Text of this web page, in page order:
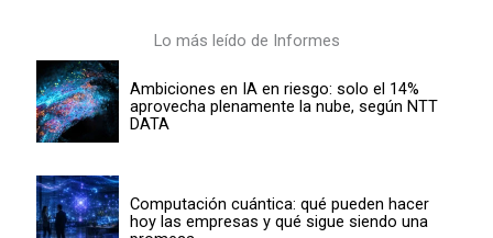
Lo más leído de Informes
Ambiciones en IA en riesgo: solo el 14%
aprovecha plenamente la nube, según NTT
DATA
Computación cuántica: qué pueden hacer
hoy las empresas y qué sigue siendo una